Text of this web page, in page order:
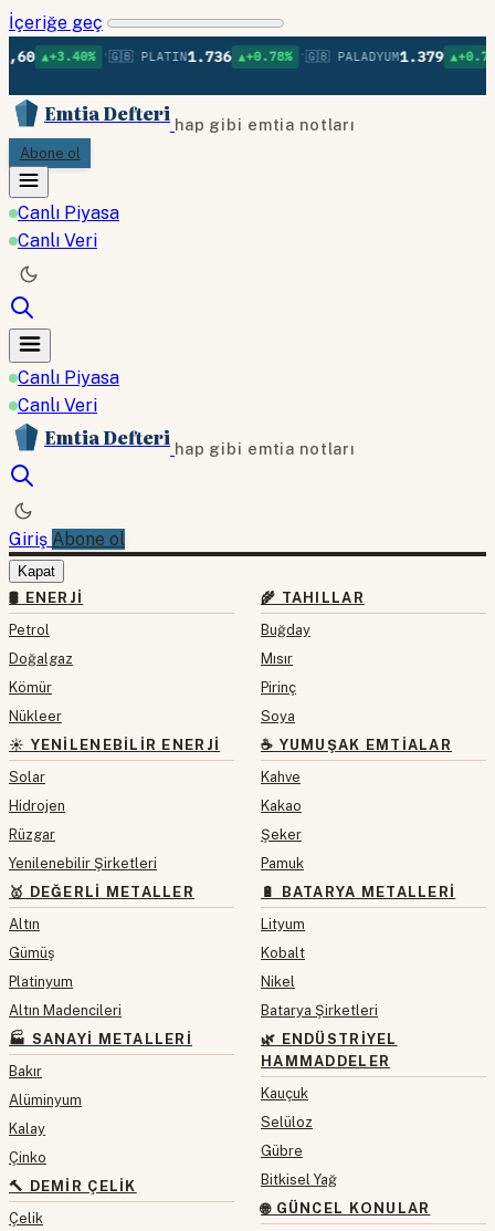
İçeriğe geç
🇬🇧 PLATIN 1.736 ▲+0.78% 🇬🇧 PALADYUM 1.379 ▲+0.75% 🇬🇧
Emtia Defteri hap gibi emtia notları
Abone ol
Canlı Piyasa
Canlı Veri
Canlı Piyasa
Canlı Veri
Emtia Defteri hap gibi emtia notları
Giriş Abone ol
Kapat
🛢 ENERJI
Petrol
Doğalgaz
Kömür
Nükleer
☀️ YENILENEBILIR ENERJI
Solar
Hidrojen
Rüzgar
Yenilenebilir Şirketleri
🥇 DEĞERLI METALLER
Altın
Gümüş
Platinyum
Altın Madencileri
🏭 SANAYI METALLERI
Bakır
Alüminyum
Kalay
Çinko
🔨 DEMIR ÇELIK
Çelik
🌾 TAHILLAR
Buğday
Mısır
Pirinç
Soya
☕ YUMUŞAK EMTIALAR
Kahve
Kakao
Şeker
Pamuk
🔋 BATARYA METALLERI
Lityum
Kobalt
Nikel
Batarya Şirketleri
🌿 ENDÜSTRIYEL
HAMMADDELER
Kauçuk
Selüloz
Gübre
Bitkisel Yağ
🌐 GÜNCEL KONULAR